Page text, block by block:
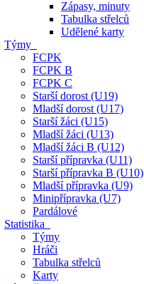
Zápasy, minuty
Tabulka střelců
Udělené karty
Týmy
FCPK
FCPK B
FCPK C
Starší dorost (U19)
Mladší dorost (U17)
Starší žáci (U15)
Mladší žáci (U13)
Mladší žáci B (U12)
Starší přípravka (U11)
Starší přípravka B (U10)
Mladší přípravka (U9)
Minipřípravka (U7)
Pardálové
Statistika
Týmy
Hráči
Tabulka střelců
Karty